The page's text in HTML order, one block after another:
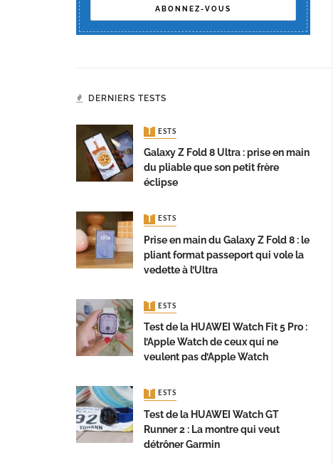
DERNIERS TESTS
TESTS
Galaxy Z Fold 8 Ultra : prise en main
du pliable que son petit frère
éclipse
TESTS
Prise en main du Galaxy Z Fold 8 : le
pliant format passeport qui vole la
vedette à l’Ultra
TESTS
Test de la HUAWEI Watch Fit 5 Pro :
l’Apple Watch de ceux qui ne
veulent pas d’Apple Watch
TESTS
Test de la HUAWEI Watch GT
Runner 2 : La montre qui veut
détrôner Garmin